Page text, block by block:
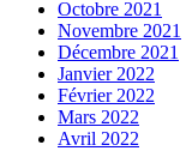
Octobre 2021
Novembre 2021
Décembre 2021
Janvier 2022
Février 2022
Mars 2022
Avril 2022